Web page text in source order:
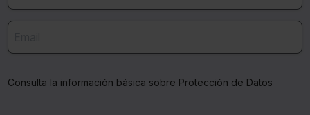
indispensables para la navegación.
Saber más acerca de las cookies
Consulta la información básica sobre Protección de Datos